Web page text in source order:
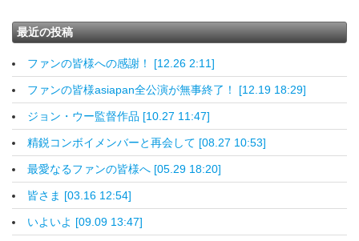
最近の投稿
ファンの皆様への感謝！ [12.26 2:11]
ファンの皆様asiapan全公演が無事終了！ [12.19 18:29]
ジョン・ウー監督作品 [10.27 11:47]
精鋭コンボイメンバーと再会して [08.27 10:53]
最愛なるファンの皆様へ [05.29 18:20]
皆さま [03.16 12:54]
いよいよ [09.09 13:47]